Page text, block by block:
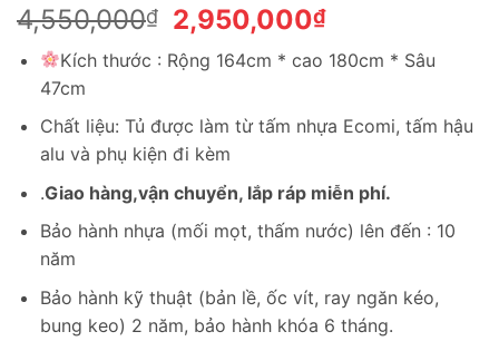
4,550,000₫
Giá
gốc
là:
2,950,000₫Giá
tại
2,950,000₫.
Kích thước : Rộng 164cm * cao 180cm * Sâu
47cm
Chất liệu: Tủ được làm từ tấm nhựa Ecomi, tấm hậu
alu và phụ kiện đi kèm
.Giao hàng,vận chuyển, lắp ráp miễn phí.
Bảo hành nhựa (mối mọt, thấm nước) lên đến : 10
năm
Bảo hành kỹ thuật (bản lề, ốc vít, ray ngăn kéo,
bung keo) 2 năm, bảo hành khóa 6 tháng.